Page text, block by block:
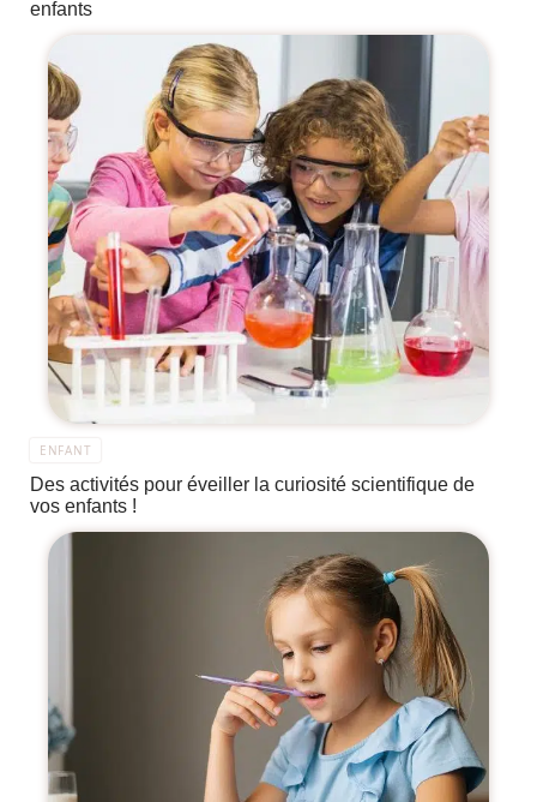
enfants
ENFANT
Des activités pour éveiller la curiosité scientifique de
vos enfants !